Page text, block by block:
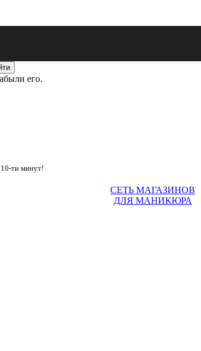
его.
ти минут!
СЕТЬ МАГАЗИНОВ
ДЛЯ МАНИКЮРА